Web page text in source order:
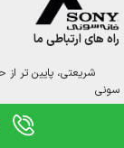
راه های ارتباطی ما
سونی